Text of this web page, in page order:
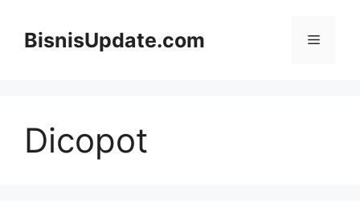
BisnisUpdate.com Menu
Dicopot